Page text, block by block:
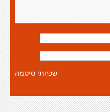
שכחתי סיסמה